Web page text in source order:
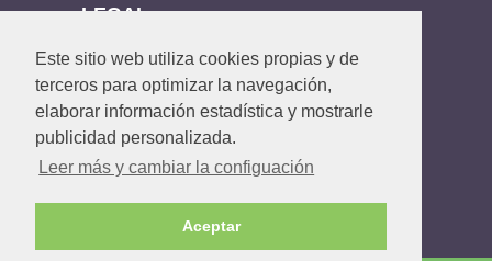
Este sitio web utiliza cookies propias y de
terceros para optimizar la navegación,
elaborar información estadística y mostrarle
publicidad personalizada.
Leer más y cambiar la configuación
Aceptar
LEGAL
Política de privacidad
Política de Cookies
Contacto